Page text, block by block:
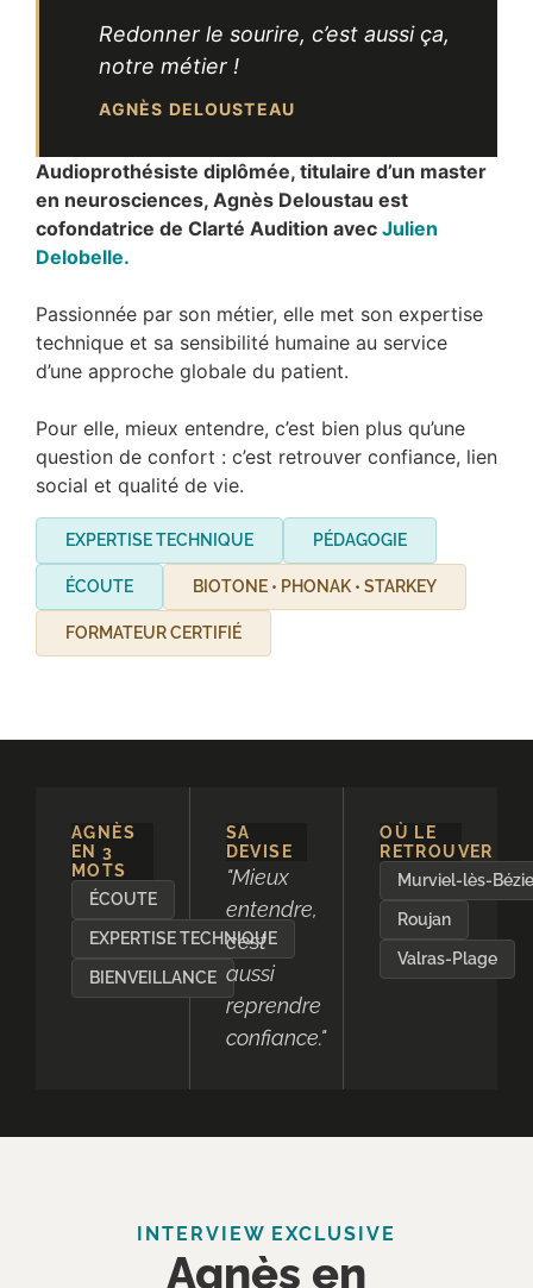
Redonner le sourire, c’est aussi ça,
notre métier !
AGNÈS DELOUSTEAU
Audioprothésiste diplômée, titulaire d’un master
en neurosciences, Agnès Deloustau est
cofondatrice de Clarté Audition avec Julien
Delobelle.
Passionnée par son métier, elle met son expertise
technique et sa sensibilité humaine au service
d’une approche globale du patient.
Pour elle, mieux entendre, c’est bien plus qu’une
question de confort : c’est retrouver confiance, lien
social et qualité de vie.
EXPERTISE TECHNIQUE PÉDAGOGIE
ÉCOUTE BIOTONE • PHONAK • STARKEY
FORMATEUR CERTIFIÉ
AGNÈS
EN 3
MOTS
ÉCOUTE
EXPERTISE TECHNIQUE
BIENVEILLANCE
SA
DEVISE
"Mieux
entendre,
c’est
aussi
reprendre
confiance."
OÙ LE
RETROUVER
Murviel-lès-
Roujan
Valras-Plage
INTERVIEW EXCLUSIVE
Agnès en